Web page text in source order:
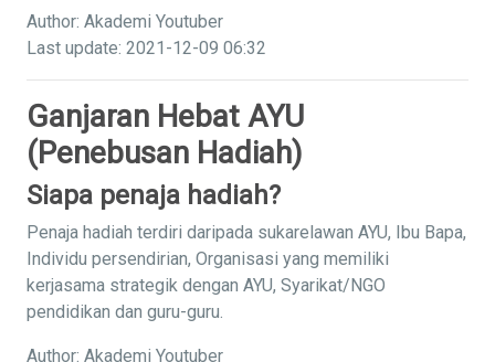
Author: Akademi Youtuber
Last update: 2021-12-09 06:32
Ganjaran Hebat AYU
(Penebusan Hadiah)
Siapa penaja hadiah?
Penaja hadiah terdiri daripada sukarelawan AYU, Ibu Bapa,
Individu persendirian, Organisasi yang memiliki
kerjasama strategik dengan AYU, Syarikat/NGO
pendidikan dan guru-guru.
Author: Akademi Youtuber